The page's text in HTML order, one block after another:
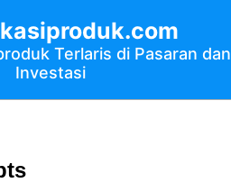
Terlaris di Pasaran dan
Investasi